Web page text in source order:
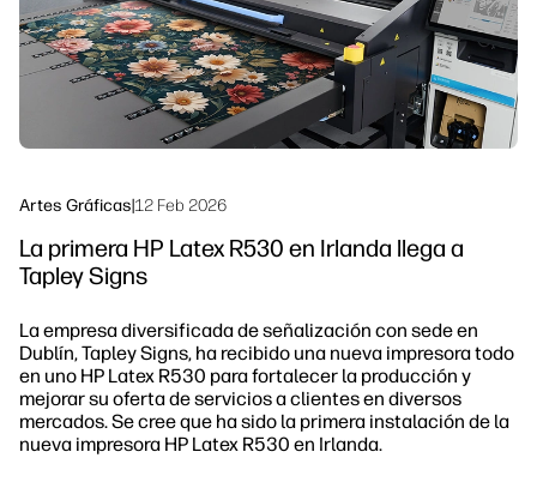
Síguenos
linkedInfacebook
twitteryoutube
Artes Gráficas|12 Feb 2026
La primera HP Latex R530 en Irlanda llega a
Tapley Signs
La empresa diversificada de señalización con sede en
Dublín, Tapley Signs, ha recibido una nueva impresora todo
en uno HP Latex R530 para fortalecer la producción y
mejorar su oferta de servicios a clientes en diversos
mercados. Se cree que ha sido la primera instalación de la
nueva impresora HP Latex R530 en Irlanda.